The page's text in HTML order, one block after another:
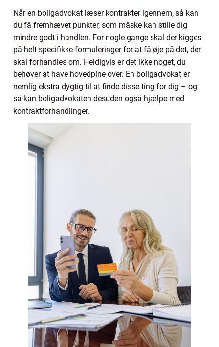
Når en boligadvokat læser kontrakter igennem, så kan
du få fremhævet punkter, som måske kan stille dig
mindre godt i handlen. For nogle gange skal der kigges
på helt specifikke formuleringer for at få øje på det, der
skal forhandles om. Heldigvis er det ikke noget, du
behøver at have hovedpine over. En boligadvokat er
nemlig ekstra dygtig til at finde disse ting for dig – og
så kan boligadvokaten desuden også hjælpe med
kontraktforhandlinger.